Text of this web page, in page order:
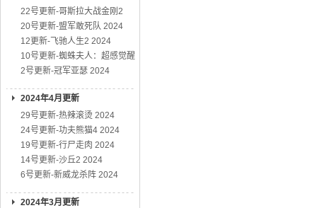
22号更新-哥斯拉大战金刚2
20号更新-盟军敢死队 2024
12更新-飞驰人生2 2024
10号更新-蜘蛛夫人：超感觉醒
2号更新-冠军亚瑟 2024
2024年4月更新
29号更新-热辣滚烫 2024
24号更新-功夫熊猫4 2024
19号更新-行尸走肉 2024
14号更新-沙丘2 2024
6号更新-新威龙杀阵 2024
2024年3月更新